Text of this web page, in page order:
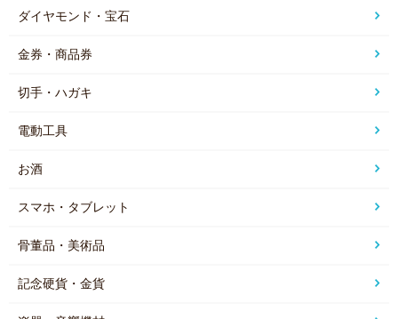
ダイヤモンド・宝石
金券・商品券
切手・ハガキ
電動工具
お酒
スマホ・タブレット
骨董品・美術品
記念硬貨・金貨